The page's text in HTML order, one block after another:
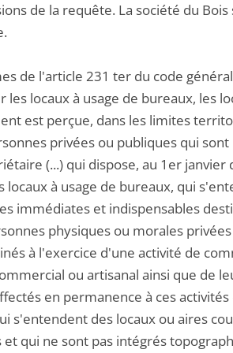
de la requête. La société du
de l'article 231 ter du code
les locaux à usage de bureaux, les
est perçue, dans les limites
privées ou publiques qui
(...) qui dispose, au 1er
locaux à usage de bureaux, qui
immédiates et indispensables
physiques ou morales
à l'exercice d'une activité de
ou artisanal ainsi que de
en permanence à ces
s'entendent des locaux ou aires
et qui ne sont pas intégrés